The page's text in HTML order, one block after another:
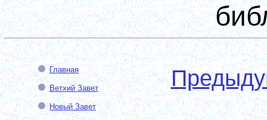
Главная
Ветхий Завет
Новый Завет